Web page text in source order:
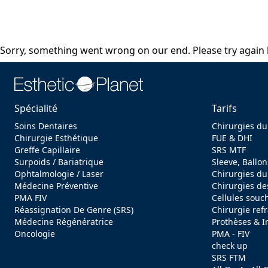
Sorry, something went wrong on our end. Please try again
Spécialité
Soins Dentaires
Chirurgie Esthétique
Greffe Capillaire
Surpoids / Bariatrique
Ophtalmologie / Laser
Médecine Préventive
PMA FIV
Réassignation De Genre (SRS)
Médecine Régénératrice
Oncologie
Tarifs
Chirurgies
FUE & DHI
SRS MTF
Sleeve,
Chirurgies
Chirurgies
Cellules
Chirurgie
Prothèses &
PMA - FIV
check up
SRS FTM